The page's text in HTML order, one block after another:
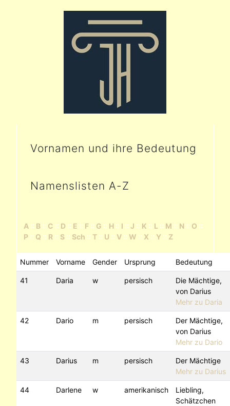
Vornamen und ihre Bedeutung
Namenslisten A-Z
A:: B:: C :: D :: E :: F:: G :: H:: I :: J :: K :: L :: M :: N :: O ::
P:: Q :: R:: S:: Sch :: T:: U :: V:: W :: X :: Y:: Z
Nummer Vorname Gender Ursprung Bedeutung
41 Daria w persisch
Die Mächtige,
von Darius
Mehr zu Daria
42 Dario m persisch
Der Mächtige,
von Darius
Mehr zu Dario
43 Darius m persisch
Der Mächtige
Mehr zu Darius
44 Darlene w amerikanisch
Liebling,
Schätzchen